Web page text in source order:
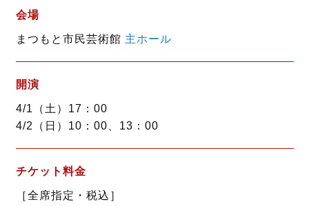
会場
まつもと市民芸術館 主ホール
開演
4/1（土）17：00
4/2（日）10：00、13：00
チケット料金
［全席指定・税込］